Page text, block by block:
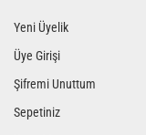
Yeni Üyelik
Üye Girişi
Şifremi Unuttum
Sepetiniz